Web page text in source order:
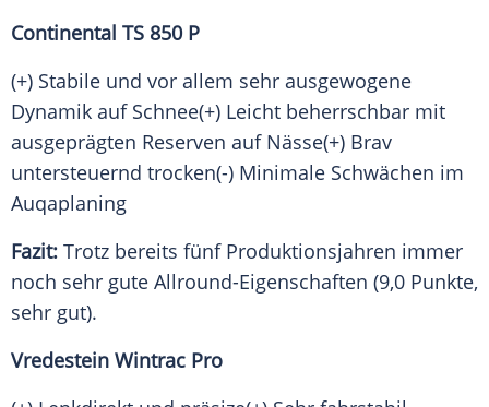
Continental TS 850 P
(+) Stabile und vor allem sehr ausgewogene
Dynamik auf Schnee(+) Leicht beherrschbar mit
ausgeprägten Reserven auf Nässe(+) Brav
untersteuernd trocken(-) Minimale Schwächen im
Auqaplaning
Fazit: Trotz bereits fünf Produktionsjahren immer
noch sehr gute Allround-Eigenschaften (9,0 Punkte,
sehr gut).
Vredestein Wintrac Pro